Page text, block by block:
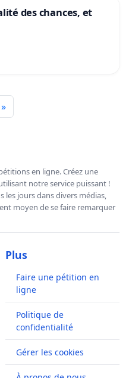
des chances, et
»
en ligne. Créez une
notre service puissant !
jours dans divers médias,
moyen de se faire remarquer
Plus
Faire une pétition en
ligne
Politique de
confidentialité
Gérer les cookies